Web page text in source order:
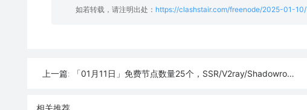
如若转载，请注明出处： https://clashstair.com/freenode/2025-01-10/
上一篇: 「01月11日」免费节点数量25个，SSR/V2ray/Shadowrocket/Clash订阅链接
相关推荐